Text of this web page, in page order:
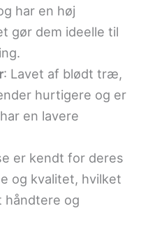
har en høj
gør dem ideelle til
: Lavet af blødt træ,
hurtigere og er
en lavere
er kendt for deres
og kvalitet, hvilket
håndtere og